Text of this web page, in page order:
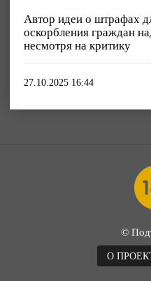
Автор идеи о штрафах
оскорбления граждан
несмотря на критику
27.10.2025 16:44
©
О